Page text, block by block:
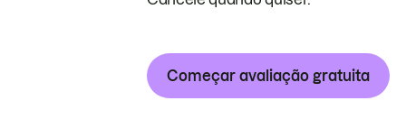
Começar avaliação gratuita